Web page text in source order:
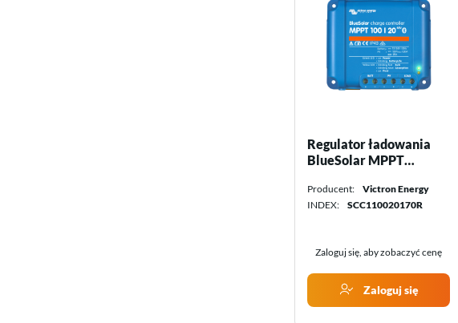
Regulator ładowania
BlueSolar MPPT
Energy
Producent:
Victron Energy
INDEX:
SCC110020170R
Zaloguj się, aby zobaczyć cenę
Zaloguj się